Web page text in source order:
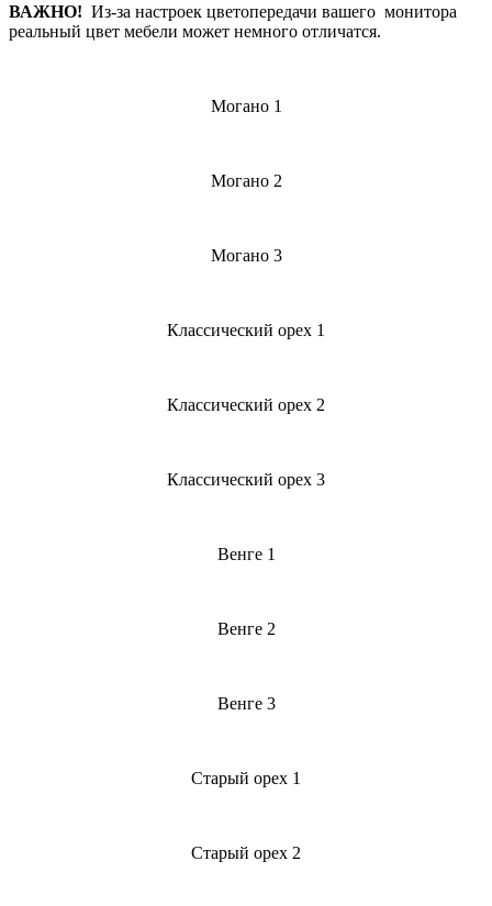
ВАЖНО! Из-за настроек цветопередачи вашего монитора
реальный цвет мебели может немного отличатся.
Могано 1
Могано 2
Могано 3
Классический орех 1
Классический орех 2
Классический орех 3
Венге 1
Венге 2
Венге 3
Старый орех 1
Старый орех 2